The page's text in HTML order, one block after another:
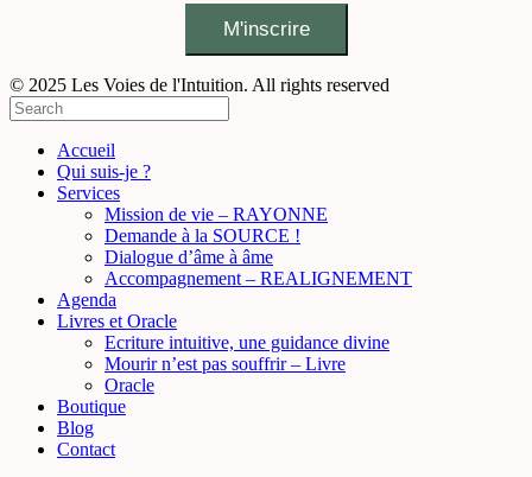
© 2025 Les Voies de l'Intuition. All rights reserved
Accueil
Qui suis-je ?
Services
Mission de vie – RAYONNE
Demande à la SOURCE !
Dialogue d’âme à âme
Accompagnement – REALIGNEMENT
Agenda
Livres et Oracle
Ecriture intuitive, une guidance divine
Mourir n’est pas souffrir – Livre
Oracle
Boutique
Blog
Contact